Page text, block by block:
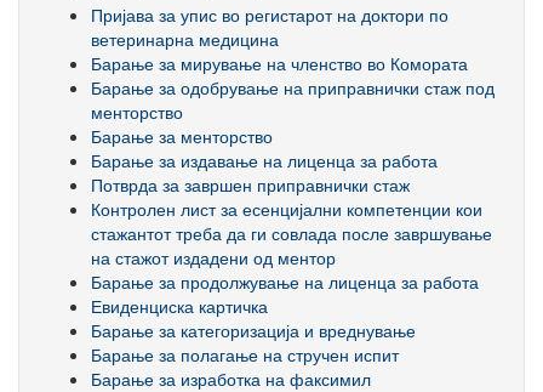
Пријава за упис во регистарот на доктори по
ветеринарна медицина
Барање за мирување на членство во Комората
Барање за одобрување на приправнички стаж под
менторство
Барање за менторство
Барање за издавање на лиценца за работа
Потврда за завршен приправнички стаж
Контролен лист за есенцијални компетенции кои
стажантот треба да ги совлада после завршување
на стажот издадени од ментор
Барање за продолжување на лиценца за работа
Евиденциска картичка
Барање за категоризација и вреднување
Барање за полагање на стручен испит
Барање за изработка на факсимил